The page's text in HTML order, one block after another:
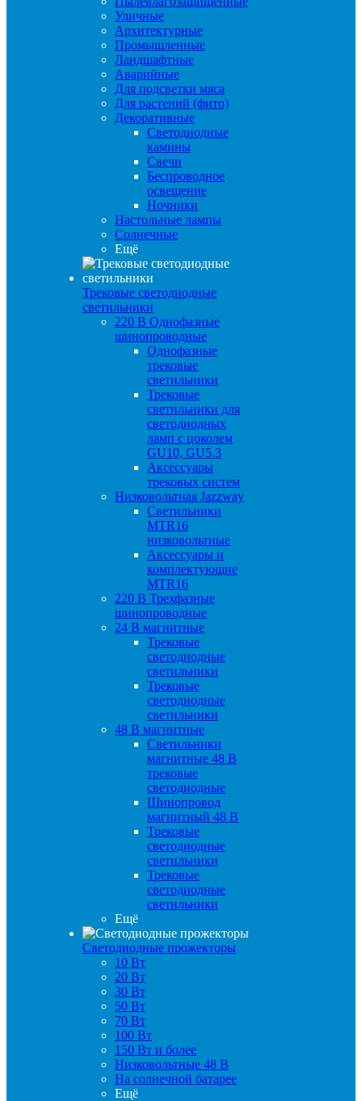
Уличные
Архитектурные
Промышленные
Ландшафтные
Аварийные
Для подсветки мяса
Для растений (фито)
Декоративные
Светодиодные
камины
Свечи
Беспроводное
освещение
Ночники
Настольные лампы
Солнечные
Ещё
Трековые светодиодные
светильники
220 B Однофазные
шинопроводные
Однофазные
трековые
светильники
Трековые
светильники для
светодиодных
ламп с цоколем
GU10, GU5.3
Аксессуары
трековых систем
Низковольтная Jazzway
Светильники
MTR16
низковольтные
Аксессуары и
комплектующие
MTR16
220 B Трехфазные
шинопроводные
24 B магнитные
Трековые
светодиодные
светильники
Трековые
светодиодные
светильники
48 B магнитные
Светильники
магнитные 48 В
трековые
светодиодные
Шинопровод
магнитный 48 В
Трековые
светодиодные
светильники
Трековые
светодиодные
светильники
Ещё
Светодиодные прожекторы
10 Вт
20 Вт
30 Вт
50 Вт
70 Вт
100 Вт
150 Вт и более
Низковольтные 48 В
На солнечной батарее
Ещё